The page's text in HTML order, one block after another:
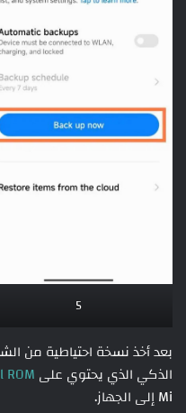
5
بعد أخذ نسخة احتياطية من
الذكي الذي يحتوي على ROM
Mi إلى الجهاز.